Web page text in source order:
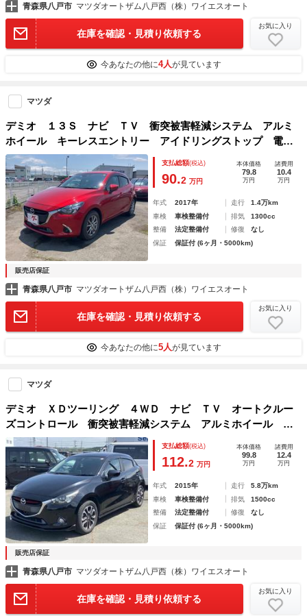
青森県八戸市 マツダオートザム八戸西（株）ワイエスオート
在庫を確認・見積り依頼する
お気に入り
今あなたの他に4人が見ています
マツダ
デミオ １３Ｓ ナビ ＴＶ 衝突被害軽減システム アルミ
ホイール キーレスエントリー アイドリングストップ 電動
格納ミラー ＡＴ 盗難防止システム 衝突安全ボディ ＡＢ
Ｓ ＥＳＣ ＣＤ ＤＶＤ再生 ＵＳＢ
支払総額(税込)
90.2 万円
本体価格
79.8
万円
諸費用
10.4
万円
年式 2017年 走行
1.4万km
車検
車検整備付 排気
1300cc
整備
法定整備付 修復
なし
保証
保証付 (6ヶ月・5000km)
販売店保証
青森県八戸市 マツダオートザム八戸西（株）ワイエスオート
在庫を確認・見積り依頼する
お気に入り
今あなたの他に5人が見ています
マツダ
デミオ ＸＤツーリング ４ＷＤ ナビ ＴＶ オートクルー
ズコントロール 衝突被害軽減システム アルミホイール オ
ートライト ＬＥＤヘッドランプ スマートキー アイドリン
グストップ 電動格納ミラー ＡＴ 盗難防止システム
支払総額(税込)
112.2 万円
本体価格
99.8
万円
諸費用
12.4
万円
年式 2015年 走行
5.8万km
車検
車検整備付 排気
1500cc
整備
法定整備付 修復
なし
保証
保証付 (6ヶ月・5000km)
販売店保証
青森県八戸市 マツダオートザム八戸西（株）ワイエスオート
在庫を確認・見積り依頼する
お気に入り